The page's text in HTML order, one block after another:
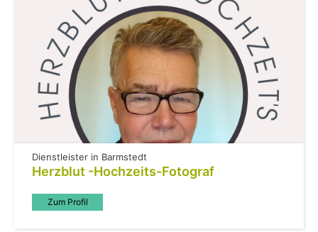
Dienstleister in Barmstedt
Herzblut -Hochzeits-Fotograf
Zum Profil